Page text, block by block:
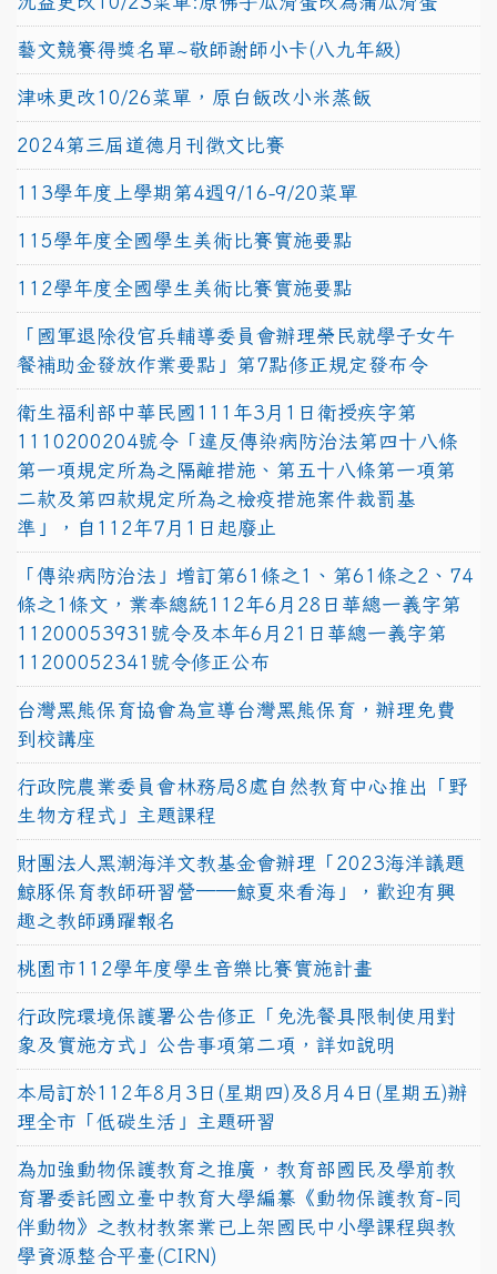
藝文競賽得獎名單~敬師謝師小卡(八九年級)
津味更改10/26菜單，原白飯改小米蒸飯
2024第三屆道德月刊徵文比賽
113學年度上學期第4週9/16-9/20菜單
115學年度全國學生美術比賽實施要點
112學年度全國學生美術比賽實施要點
「國軍退除役官兵輔導委員會辦理榮民就學子女午
餐補助金發放作業要點」第7點修正規定發布令
衛生福利部中華民國111年3月1日衛授疾字第
1110200204號令「違反傳染病防治法第四十八條
第一項規定所為之隔離措施、第五十八條第一項第
二款及第四款規定所為之檢疫措施案件裁罰基
準」，自112年7月1日起廢止
「傳染病防治法」增訂第61條之1、第61條之2、74
條之1條文，業奉總統112年6月28日華總一義字第
11200053931號令及本年6月21日華總一義字第
11200052341號令修正公布
台灣黑熊保育協會為宣導台灣黑熊保育，辦理免費
到校講座
行政院農業委員會林務局8處自然教育中心推出「野
生物方程式」主題課程
財團法人黑潮海洋文教基金會辦理「2023海洋議題
鯨豚保育教師研習營──鯨夏來看海」，歡迎有興
趣之教師踴躍報名
桃園市112學年度學生音樂比賽實施計畫
行政院環境保護署公告修正「免洗餐具限制使用對
象及實施方式」公告事項第二項，詳如說明
本局訂於112年8月3日(星期四)及8月4日(星期五)辦
理全市「低碳生活」主題研習
為加強動物保護教育之推廣，教育部國民及學前教
育署委託國立臺中教育大學編纂《動物保護教育-同
伴動物》之教材教案業已上架國民中小學課程與教
學資源整合平臺(CIRN)